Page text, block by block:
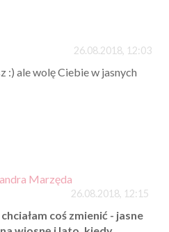
26.08.2018, 12:03
:) ale wolę Ciebie w jasnych
Marzęda
26.08.2018, 12:15
coś zmienić - jasne